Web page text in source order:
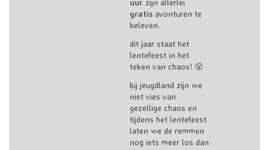
uur zijn allerlei
gratisavonturen te
beleven.
dit jaar staat het
lentefeest in het
teken van chaos! 😵
bij jeugdland zijn we
niet vies van
gezellige chaos en
tijdens het lentefeest
laten we de remmen
nog iets meer los dan